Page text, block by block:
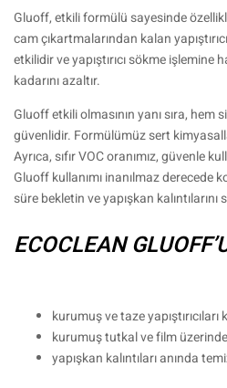
Gluoff, etkili formülü sayesinde
cam çıkartmalarından kalan
etkilidir ve yapıştırıcı sökme işlemine
kadarını azaltır.
Gluoff etkili olmasının yanı sıra, hem
güvenlidir. Formülümüz sert
Ayrıca, sıfır VOC oranımız, güvenle
Gluoff kullanımı inanılmaz derecede
süre bekletin ve yapışkan kalıntılarını
ECOCLEAN
kurumuş ve taze yapıştırıcıları
kurumuş tutkal ve film
yapışkan kalıntıları anında